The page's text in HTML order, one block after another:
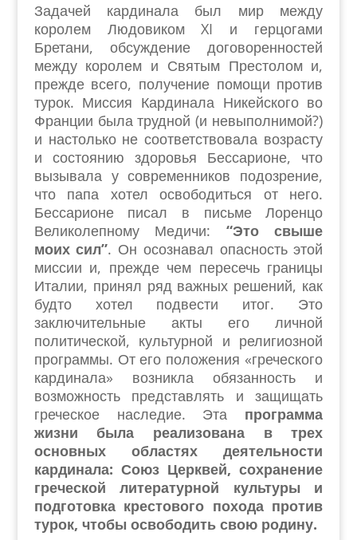
Задачей кардинала был мир между
королем Людовиком XI и герцогами
Бретани, обсуждение договоренностей
между королем и Святым Престолом и,
прежде всего, получение помощи против
турок. Миссия Кардинала Никейского во
Франции была трудной (и невыполнимой?)
и настолько не соответствовала возрасту
и состоянию здоровья Бессарионе, что
вызывала у современников подозрение,
что папа хотел освободиться от него.
Бессарионе писал в письме Лоренцо
Великолепному Медичи: “Это свыше
моих сил”. Он осознавал опасность этой
миссии и, прежде чем пересечь границы
Италии, принял ряд важных решений, как
будто хотел подвести итог. Это
заключительные акты его личной
политической, культурной и религиозной
программы. От его положения «греческого
кардинала» возникла обязанность и
возможность представлять и защищать
греческое наследие. Эта программа
жизни была реализована в трех
основных областях деятельности
кардинала: Союз Церквей, сохранение
греческой литературной культуры и
подготовка крестового похода против
турок, чтобы освободить свою родину.